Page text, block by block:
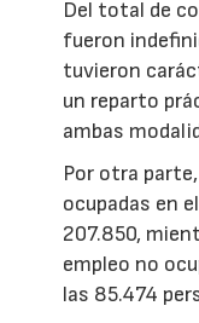
Del total de
fueron
tuvieron
un reparto
ambas
Por otra
ocupadas en
207.850,
empleo no
las 85.474